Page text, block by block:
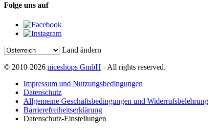
Folge uns auf
Land ändern
© 2010-2026 niceshops GmbH - All rights reserved.
Impressum und Nutzungsbedingungen
Datenschutz
Allgemeine Geschäftsbedingungen und Widerrufsbelehrung
Barrierefreiheitserklärung
Datenschutz-Einstellungen